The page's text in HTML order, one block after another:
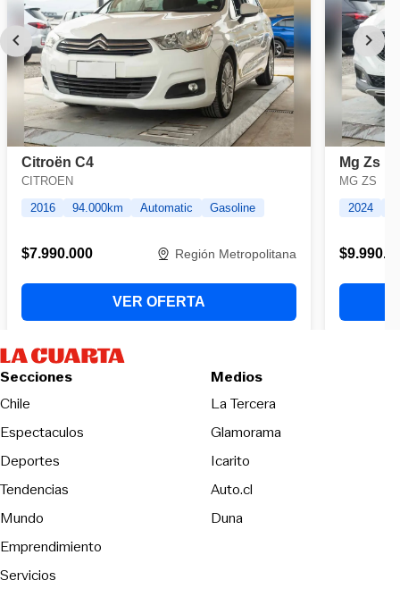
Secciones
Chile
Espectaculos
Deportes
Tendencias
Mundo
Emprendimiento
Servicios
Medios
La TerceraOpens in new
Glamorama
Icarito
Auto.cl
DunaOpens in new window